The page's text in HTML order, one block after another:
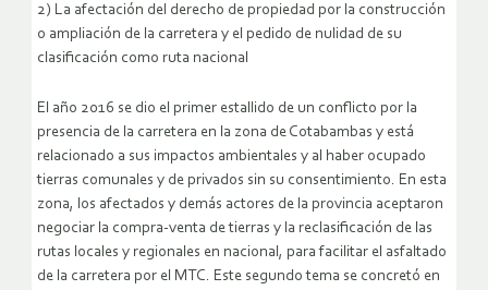
2) La afectación del derecho de propiedad por la construcción
o ampliación de la carretera y el pedido de nulidad de su
clasificación como ruta nacional
El año 2016 se dio el primer estallido de un conflicto por la
presencia de la carretera en la zona de Cotabambas y está
relacionado a sus impactos ambientales y al haber ocupado
tierras comunales y de privados sin su consentimiento. En esta
zona, los afectados y demás actores de la provincia aceptaron
negociar la compra-venta de tierras y la reclasificación de las
rutas locales y regionales en nacional, para facilitar el asfaltado
de la carretera por el MTC. Este segundo tema se concretó en